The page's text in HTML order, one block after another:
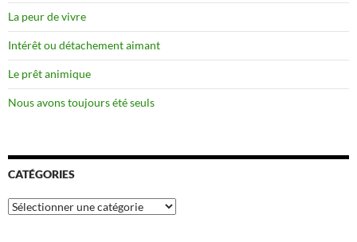
La peur de vivre
Intérêt ou détachement aimant
Le prêt animique
Nous avons toujours été seuls
CATÉGORIES
Catégories